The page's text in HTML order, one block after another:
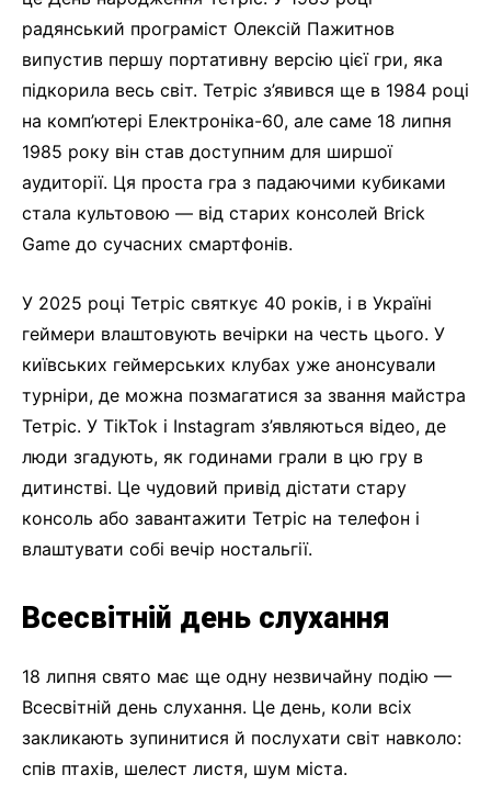
радянський програміст Олексій Пажитнов
випустив першу портативну версію цієї гри, яка
підкорила весь світ. Тетріс з’явився ще в 1984 році
на комп’ютері Електроніка-60, але саме 18 липня
1985 року він став доступним для ширшої
аудиторії. Ця проста гра з падаючими кубиками
стала культовою — від старих консолей Brick
Game до сучасних смартфонів.
У 2025 році Тетріс святкує 40 років, і в Україні
геймери влаштовують вечірки на честь цього. У
київських геймерських клубах уже анонсували
турніри, де можна позмагатися за звання майстра
Тетріс. У TikTok і Instagram з’являються відео, де
люди згадують, як годинами грали в цю гру в
дитинстві. Це чудовий привід дістати стару
консоль або завантажити Тетріс на телефон і
влаштувати собі вечір ностальгії.
Всесвітній день слухання
18 липня свято має ще одну незвичайну подію —
Всесвітній день слухання. Це день, коли всіх
закликають зупинитися й послухати світ навколо:
спів птахів, шелест листя, шум міста.